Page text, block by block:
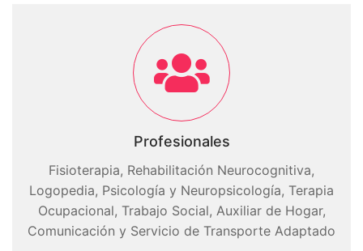
Profesionales
Fisioterapia, Rehabilitación Neurocognitiva,
Logopedia, Psicología y Neuropsicología, Terapia
Ocupacional, Trabajo Social, Auxiliar de Hogar,
Comunicación y Servicio de Transporte Adaptado